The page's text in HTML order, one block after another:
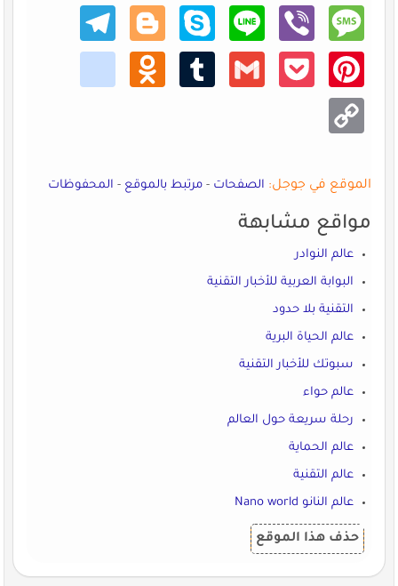
Mess
age
Viber
Line
Skype
Blogg
er
Teleg
ram
Pinte
rest
Pocke
Gmail
Tumb
Odno
klass
niki
Copy
Link
الموقع في جوجل: الصفحات-مرتبط بالموقع-المحفوظات
مواقع مشابهة
عالم النوادر
البوابة العربية للأخبار التقنية
التقنية بلا حدود
عالم الحياة البرية
سبوتك للأخبار التقنية
عالم حواء
رحلة سريعة حول العالم
عالم الحماية
عالم التقنية
عالم النانو Nano world
حذف هذا الموقع